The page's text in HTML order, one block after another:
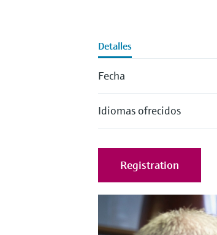
Detalles
Fecha
Idiomas ofrecidos
Registration